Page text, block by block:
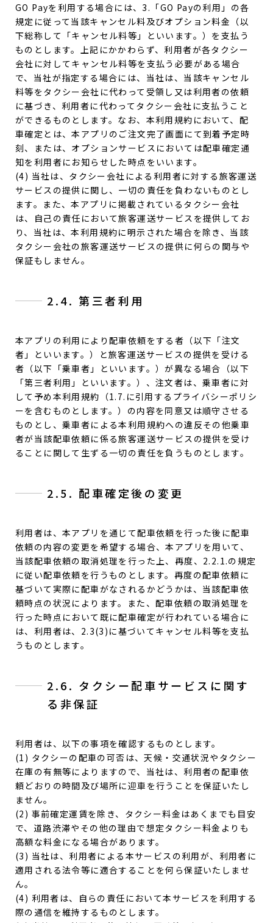
GO Payを利用する場合には、3.「GO Payの利用」の各
規定に従って当該キャンセル料及びオプション料金（以
下総称して「キャンセル料等」といいます。）を支払う
ものとします。上記にかかわらず、利用者が各タクシー
会社に対してキャンセル料等を支払う必要がある場合
で、当社が指定する場合には、当社は、当該キャンセル
料等をタクシー会社に代わって受領し又は利用者の依頼
に基づき、利用者に代わってタクシー会社に支払うこと
ができるものとします。なお、本利用規約において、配
車確定とは、本アプリのご注文完了画面にて到着予定時
刻、または、オプションサービスにおいては配車確定通
知を利用者にお知らせした時点をいいます。
(4) 当社は、タクシー会社による利用者に対する旅客運送
サービスの提供に関し、一切の責任を負わないものとし
ます。また、本アプリに掲載されているタクシー会社
は、自己の責任において旅客運送サービスを提供してお
り、当社は、本利用規約に明示された場合を除き、当該
タクシー会社の旅客運送サービスの提供に何らの関与や
保証もしません。
2.4. 第三者利用
本アプリの利用により配車依頼をする者（以下「注文
者」といいます。）と旅客運送サービスの提供を受ける
者（以下「乗車者」といいます。）が異なる場合（以下
「第三者利用」といいます。）、注文者は、乗車者に対
して予め本利用規約（1.7.に引用するプライバシーポリシ
ーを含むものとします。）の内容を同意又は順守させる
ものとし、乗車者による本利用規約への違反その他乗車
者が当該配車依頼に係る旅客運送サービスの提供を受け
ることに関して生ずる一切の責任を負うものとします。
2.5. 配車確定後の変更
利用者は、本アプリを通じて配車依頼を行った後に配車
依頼の内容の変更を希望する場合、本アプリを用いて、
当該配車依頼の取消処理を行った上、再度、2.2.1.の規定
に従い配車依頼を行うものとします。再度の配車依頼に
基づいて実際に配車がなされるかどうかは、当該配車依
頼時点の状況によります。また、配車依頼の取消処理を
行った時点において既に配車確定が行われている場合に
は、利用者は、2.3(3)に基づいてキャンセル料等を支払
うものとします。
2.6. タクシー配車サービスに関す
る非保証
利用者は、以下の事項を確認するものとします。
(1) タクシーの配車の可否は、天候・交通状況やタクシー
在庫の有無等によりますので、当社は、利用者の配車依
頼どおりの時間及び場所に迎車を行うことを保証いたし
ません。
(2) 事前確定運賃を除き、タクシー料金はあくまでも目安
で、道路渋滞やその他の理由で想定タクシー料金よりも
高額な料金になる場合があります。
(3) 当社は、利用者による本サービスの利用が、利用者に
適用される法令等に適合することを何ら保証いたしませ
ん。
(4) 利用者は、自らの責任において本サービスを利用する
際の通信を維持するものとします。